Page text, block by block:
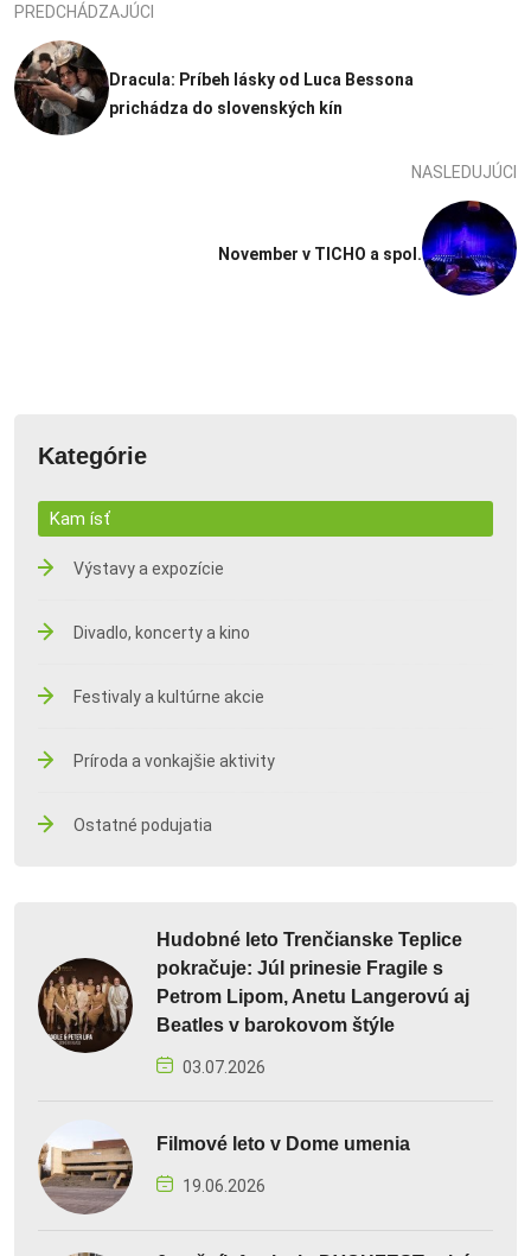
PREDCHÁDZAJÚCI
Dracula: Príbeh lásky od Luca Bessona
prichádza do slovenských kín
NASLEDUJÚCI
November v TICHO a spol.
Kategórie
Kam ísť
Výstavy a expozície
Divadlo, koncerty a kino
Festivaly a kultúrne akcie
Príroda a vonkajšie aktivity
Ostatné podujatia
Hudobné leto Trenčianske Teplice
pokračuje: Júl prinesie Fragile s
Petrom Lipom, Anetu Langerovú aj
Beatles v barokovom štýle
03.07.2026
Filmové leto v Dome umenia
19.06.2026